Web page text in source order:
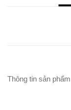
Thông tin sản